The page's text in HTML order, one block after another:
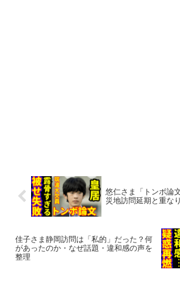
悠仁さま「トンボ論
災地訪問延期と重な
佳子さま静岡訪問は「私的」だった？何
があったのか・なぜ話題・違和感の声を
整理